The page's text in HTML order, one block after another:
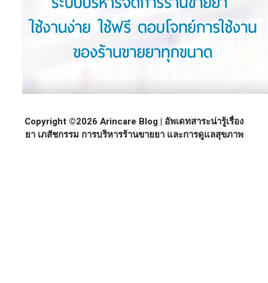
Copyright ©2026 Arincare Blog | อัพเดทสาระน่ารู้เรื่อง
ยา เภสัชกรรม การบริหารร้านขายยา และการดูแลสุขภาพ